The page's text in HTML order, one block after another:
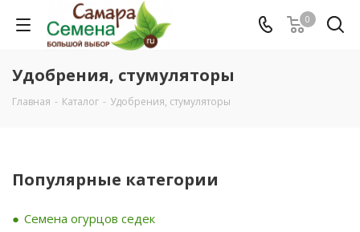
0
Удобрения, стумуляторы
Главная - Каталог - Удобрения, стумуляторы
Популярные категории
Семена огурцов седек